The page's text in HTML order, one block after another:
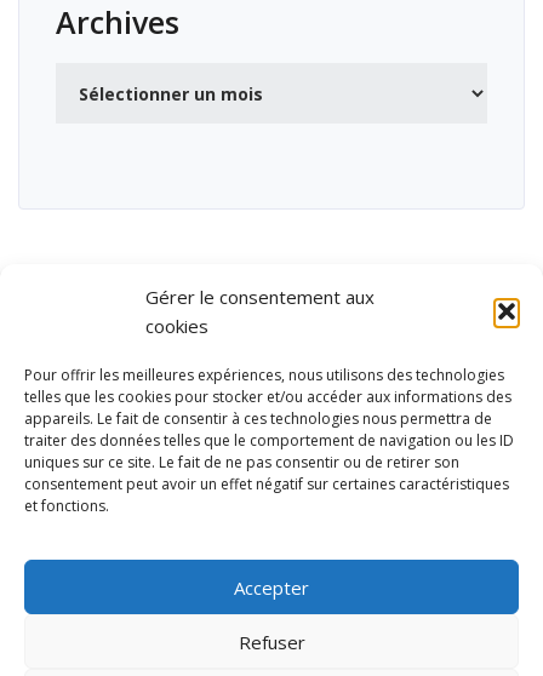
Gérer le consentement aux
cookies
Pour offrir les meilleures expériences, nous utilisons des technologies
telles que les cookies pour stocker et/ou accéder aux informations des
appareils. Le fait de consentir à ces technologies nous permettra de
traiter des données telles que le comportement de navigation ou les ID
uniques sur ce site. Le fait de ne pas consentir ou de retirer son
consentement peut avoir un effet négatif sur certaines caractéristiques
et fonctions.
Accepter
Refuser
Archives
et de loisirs
Contact
Mentions légales